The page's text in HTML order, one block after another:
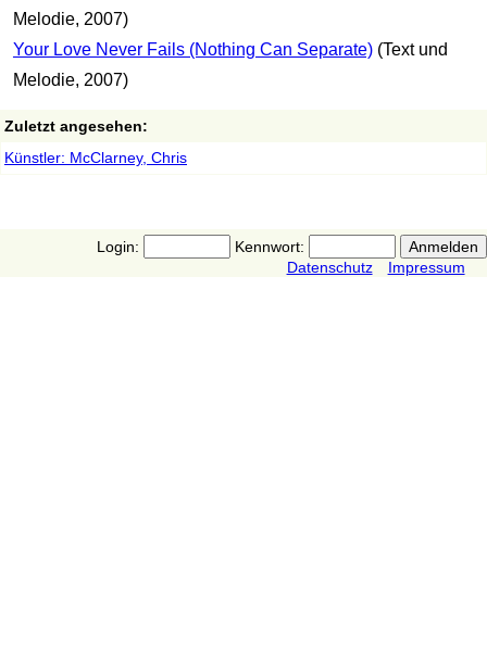
Melodie, 2007)
Your Love Never Fails (Nothing Can Separate) (Text und
Melodie, 2007)
Zuletzt angesehen:
Künstler: McClarney, Chris
Login:
Kennwort:
Datenschutz
Impressum